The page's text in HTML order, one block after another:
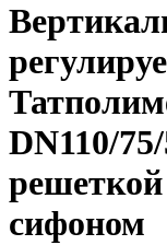
DN110/
сифоном